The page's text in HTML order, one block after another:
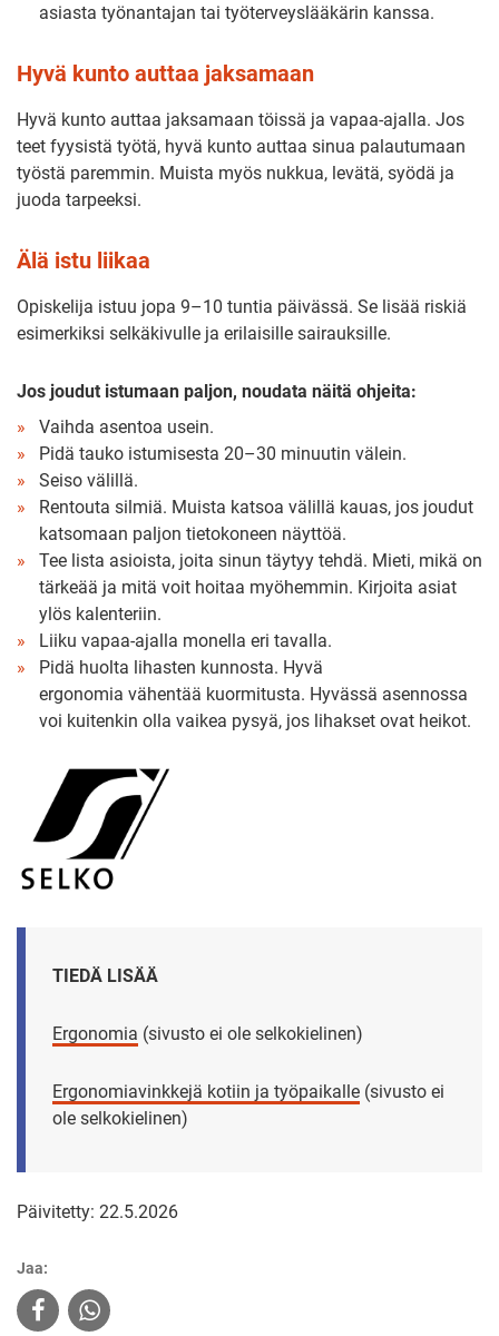
asiasta työnantajan tai työterveyslääkärin kanssa.
Hyvä kunto auttaa jaksamaan
Hyvä kunto auttaa jaksamaan töissä ja vapaa-ajalla. Jos
teet fyysistä työtä, hyvä kunto auttaa sinua palautumaan
työstä paremmin. Muista myös nukkua, levätä, syödä ja
juoda tarpeeksi.
Älä istu liikaa
Opiskelija istuu jopa 9–10 tuntia päivässä. Se lisää riskiä
esimerkiksi selkäkivulle ja erilaisille sairauksille.
Jos joudut istumaan paljon, noudata näitä ohjeita:
Vaihda asentoa usein.
Pidä tauko istumisesta 20–30 minuutin välein.
Seiso välillä.
Rentouta silmiä. Muista katsoa välillä kauas, jos joudut
katsomaan paljon tietokoneen näyttöä.
Tee lista asioista, joita sinun täytyy tehdä. Mieti, mikä on
tärkeää ja mitä voit hoitaa myöhemmin. Kirjoita asiat
ylös kalenteriin.
Liiku vapaa-ajalla monella eri tavalla.
Pidä huolta lihasten kunnosta. Hyvä
ergonomia vähentää kuormitusta. Hyvässä asennossa
voi kuitenkin olla vaikea pysyä, jos lihakset ovat heikot.
TIEDÄ LISÄÄ
Ergonomia (sivusto ei ole selkokielinen)
Ergonomiavinkkejä kotiin ja työpaikalle (sivusto ei
ole selkokielinen)
Päivitetty: 22.5.2026
Jaa: